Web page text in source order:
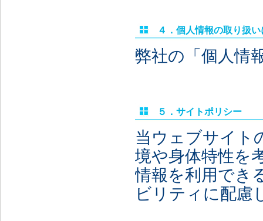
４．個人情報の取り扱
弊社の「個人情
５．サイトポリシー
当ウェブサイト
境や身体特性を
情報を利用でき
ビリティに配慮